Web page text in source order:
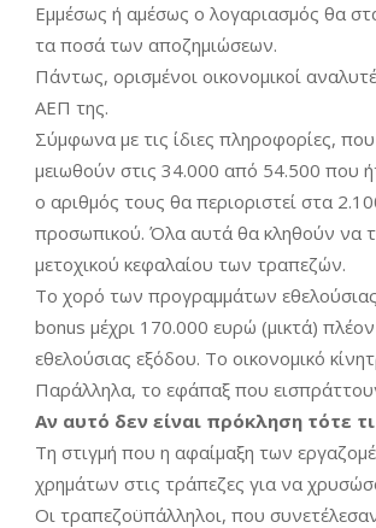
Εμμέσως ή αμέσως ο λογαριασμός θα
τα ποσά των αποζημιώσεων.
Πάντως, ορισμένοι οικονομικοί
ΑΕΠ της.
Σύμφωνα με τις ίδιες πληροφορίες,
μειωθούν στις 34.000 από 54.500 που
ο αριθμός τους θα περιοριστεί στα
προσωπικού. Όλα αυτά θα κληθούν να
μετοχικού κεφαλαίου των τραπεζών.
Το χορό των προγραμμάτων
bonus μέχρι 170.000 ευρώ (μικτά)
εθελούσιας εξόδου. Το οικονομικό
Παράλληλα, το εφάπαξ που
Αν αυτό δεν είναι πρόκληση τότε τι
Τη στιγμή που η αφαίμαξη των
χρημάτων στις τράπεζες για να
Οι τραπεζοϋπάλληλοι, που